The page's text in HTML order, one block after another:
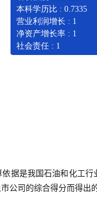
本科学历比 : 0.7335
营业利润增长 : 1
净资产增长率 : 1
社会责任 : 1
据是我国石油和化工
公司的综合得分而得